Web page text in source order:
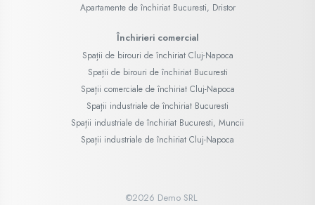
Apartamente de închiriat Bucuresti, Dristor
Închirieri comercial
Spații de birouri de închiriat Cluj-Napoca
Spații de birouri de închiriat Bucuresti
Spații comerciale de închiriat Cluj-Napoca
Spații industriale de închiriat Bucuresti
Spații industriale de închiriat Bucuresti, Muncii
Spații industriale de închiriat Cluj-Napoca
©2026 Demo SRL